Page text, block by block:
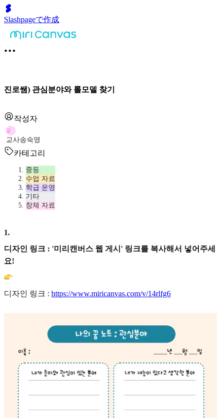
Slashpageで作成
진로쌤) 관심분야와 롤모델 찾기
작성자
교
교사송숙영
카테고리
중등
수업 자료
학급 운영
기타
창체 자료
1.
디자인 링크 : '미리캔버스 웹 게시' 링크를 복사해서 넣어주세
요!
디자인 링크 : https://www.miricanvas.com/v/14rlfg6